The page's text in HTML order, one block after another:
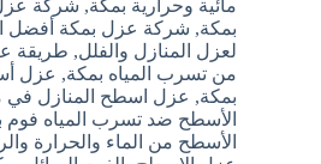
مائية وحرارية بمكة, شركة عزل
بمكة, شركة عزل بمكة أفضل
لعزل المنازل والفلل, طريقة
من تسرب المياه بمكة, عزل
بمكة, عزل اسطح المنازل في
الأسطح ضد تسرب المياه فوم
الأسطح من الماء والحرارة